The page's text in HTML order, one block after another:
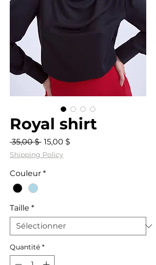
Royal shirt
35,00 $ Prix
original
15,00 $
Shipping Policy
Couleur *
Taille *
Quantité *